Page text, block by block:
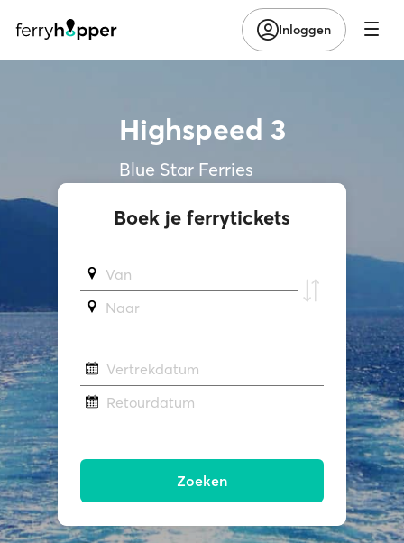
Inloggen
Highspeed 3
Blue Star Ferries
Boek je ferrytickets
Van
Naar
Vertrekdatum
Retourdatum
Zoeken